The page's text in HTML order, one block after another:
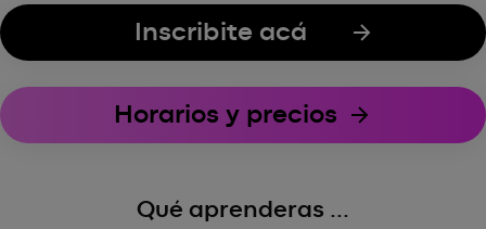
Inscribite acá
Horarios y precios
Qué aprenderas ...